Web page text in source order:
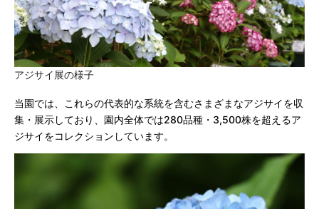
アジサイ展の様子
当園では、これらの代表的な系統を含むさまざまなアジサイを収
集・展示しており、園内全体では280品種・3,500株を超えるア
ジサイをコレクションしています。